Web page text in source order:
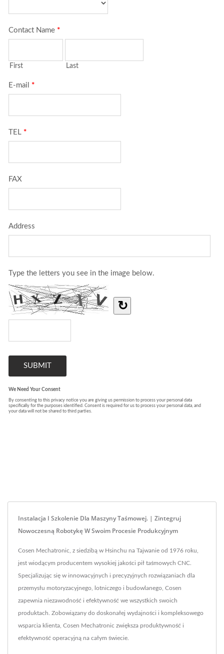
Instalacja I Szkolenie Dla Maszyny Taśmowej. | Zintegruj
Nowoczesną Robotykę W Swoim Procesie Produkcyjnym
Cosen Mechatronic, z siedzibą w Hsinchu na Tajwanie od 1976 roku,
jest wiodącym producentem wysokiej jakości pił taśmowych CNC.
Specjalizując się w innowacyjnych i precyzyjnych rozwiązaniach dla
przemysłu motoryzacyjnego, lotniczego i budowlanego, Cosen
zapewnia niezawodność i efektywność we wszystkich swoich
produktach. Zobowiązany do doskonałej wydajności i kompleksowego
wsparcia klienta, Cosen Mechatronic zwiększa produktywność i
efektywność operacyjną na całym świecie.